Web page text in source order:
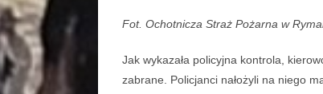
Fot. Ochotnicza Straż Pożarna w
Jak wykazała policyjna kontrola,
zabrane. Policjanci nałożyli na niego